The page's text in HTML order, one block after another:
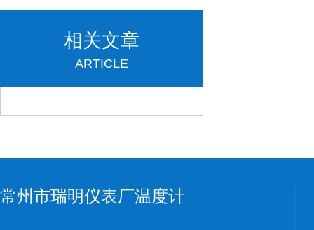
相关文章
ARTICLE
常州市瑞明仪表厂温度计